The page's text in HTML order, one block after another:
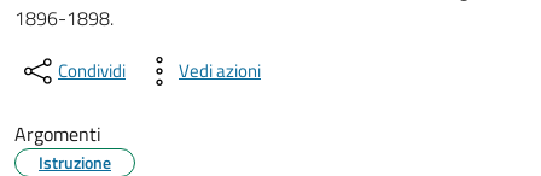
1896-1898.
Condividi Vedi azioni
Argomenti
Istruzione